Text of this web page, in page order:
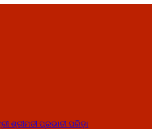
ଶ୍ରୀମତୀ ପ୍ରଭାତୀ ପରିଡ଼ା